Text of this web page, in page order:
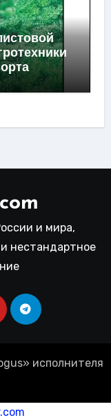
и мира,
нестандартное
» исполнителя